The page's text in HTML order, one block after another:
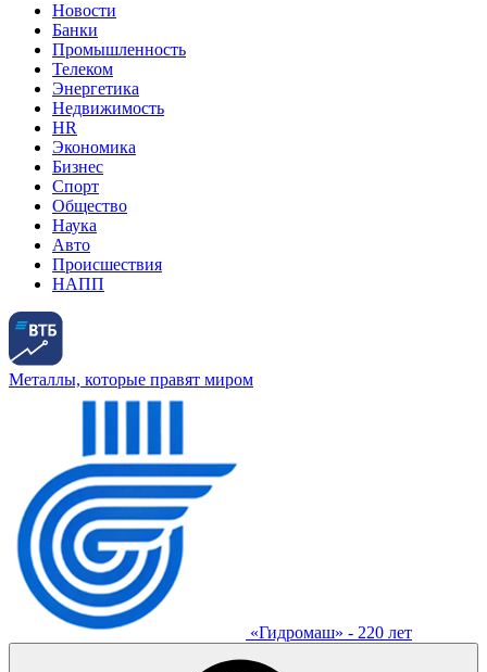
Новости
Банки
Промышленность
Телеком
Энергетика
Недвижимость
HR
Экономика
Бизнес
Спорт
Общество
Наука
Авто
Происшествия
НАПП
Металлы, которые правят миром
«Гидромаш» - 220 лет